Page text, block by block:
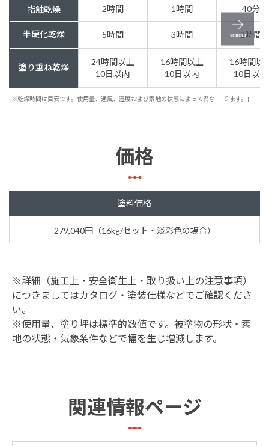
指触乾燥 2時間 1時間 40分
半硬化乾燥 5時間 3時間 2時間
塗り重ね乾燥
24時間以上
10日以内
16時間以上
10日以内
16時間以
10日以内
{※乾燥時間は目安です。使用量、通風、湿度および素地の状態によって異な ります。}
価格
塗料価格
279,040円（16kg/セット・淡彩色の場合）
※詳細（施工上・安全衛生上・取り扱い上の注意事項）
につきましてはカタログ・塗装仕様などでご確認くださ
い。
※使用量、塗り坪は標準的数値です。被塗物の形状・素
地の状態・気象条件などで幅を生じ増減します。
関連情報ページ